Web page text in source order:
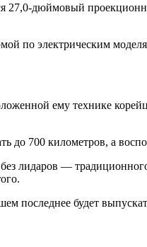
27,0-дюймовый
по электрическим
ему технике
700 километров, а
лидаров —
последнее будет